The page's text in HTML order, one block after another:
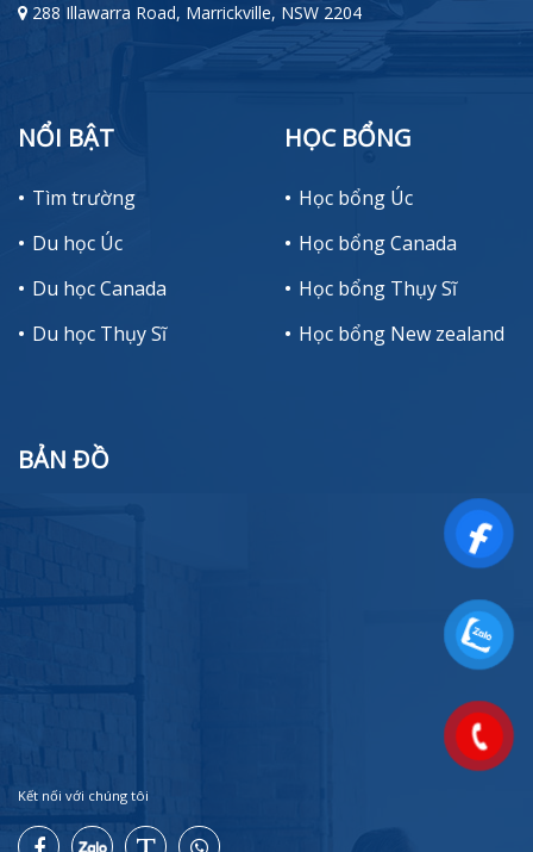
288 Illawarra Road, Marrickville, NSW 2204
NỔI BẬT
Tìm trường
Du học Úc
Du học Canada
Du học Thụy Sĩ
HỌC BỔNG
Học bổng Úc
Học bổng Canada
Học bổng Thụy Sĩ
Học bổng New zealand
BẢN ĐỒ
Kết nối với chúng tôi